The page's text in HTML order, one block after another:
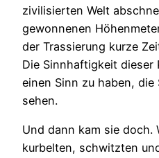
zivilisierten Welt
gewonnenen
der Trassierung kurze
Die Sinnhaftigkeit dieser
einen Sinn zu haben,
sehen.
Und dann kam sie doch.
kurbelten, schwitzten